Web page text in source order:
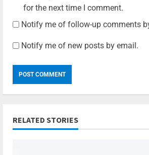
for the next time I comment.
Notify me of follow-up comments
Notify me of new posts by email.
RELATED STORIES